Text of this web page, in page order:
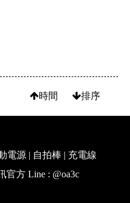
時間 排序
電源 | 自拍棒 | 充電線
方 Line : @oa3c